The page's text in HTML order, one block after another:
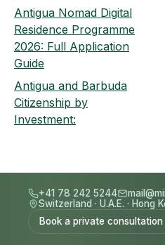
Antigua Nomad Digital
Residence Programme
2026: Full Application
Guide
Antigua and Barbuda
Citizenship by
Investment:
+41 78 242 5244
Switzerland · U.A.E. · Hong
Book a private consultation